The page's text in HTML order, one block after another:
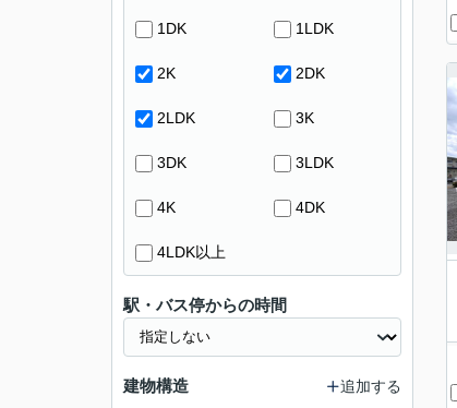
1DK 1LDK
2K 2DK
2LDK 3K
3DK 3LDK
4K 4DK
4LDK以上
駅・バス停からの時間
建物構造 追加する